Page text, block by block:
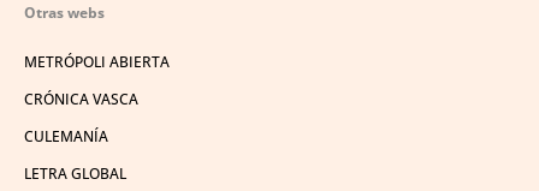
Otras webs
METRÓPOLI ABIERTA
CRÓNICA VASCA
CULEMANÍA
LETRA GLOBAL